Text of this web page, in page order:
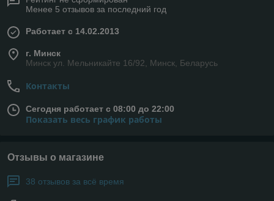
Менее 5 отзывов за последний год
Работает с 14.02.2013
г. Минск
Минск ул. Мельникайте 16/92, Минск, Беларусь
Контакты
Сегодня работает с 08:00 до 22:00
Показать весь график работы
Отзывы о магазине
38 отзывов за всё время